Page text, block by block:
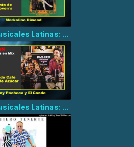
Joyas Musicales Latinas: Markolino Dimond - La V de Beethoven´s
Joyas Musicales Latinas: Johnny Pacheco y El Conde - Tres de Cafe y uno de Azucar